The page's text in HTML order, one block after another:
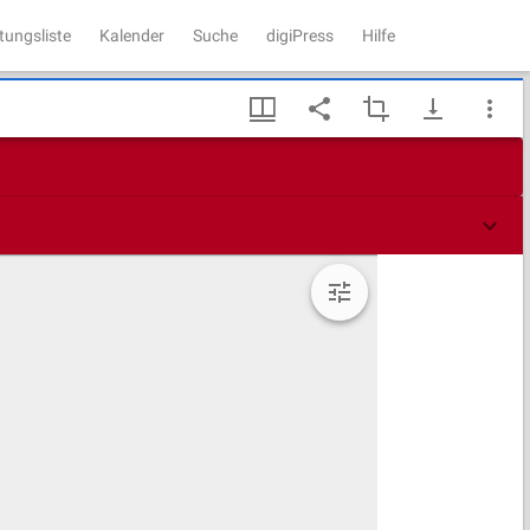
Kalender Suche digiPress Hilfe